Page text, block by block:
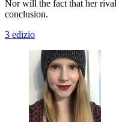
Nor will the fact that her
conclusion.
3 edizio